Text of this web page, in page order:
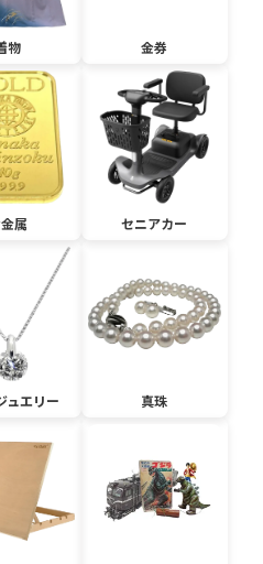
物 金券
属 セニアカー
ュエリー 真珠